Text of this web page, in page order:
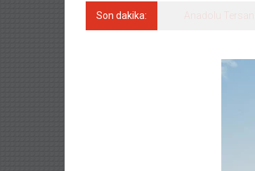
Son dakika: